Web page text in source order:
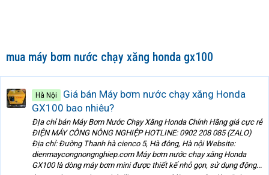
mua máy bơm nước chạy xăng honda gx100
Hà Nội
Giá bán Máy bơm nước chạy xăng Honda
GX100 bao nhiêu?
ĐỊa chỉ bán Máy Bơm Nước Chạy Xăng Honda Chính Hãng giá cực rẻ
ĐIỆN MÁY CÔNG NÔNG NGHIỆP HOTLINE: 0902 208 085 (ZALO)
Địa chỉ: Đường Thanh hà cienco 5, Hà đông, Hà nội Website:
dienmaycongnongnghiep.com Máy bơm nước chạy xăng Honda
GX100 là dòng máy bơm mini được thiết kế nhỏ gọn, sử dụng động...